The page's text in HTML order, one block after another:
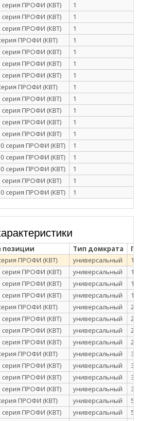
ПРОФИ (КВТ) 1
ПРОФИ (КВТ) 1
ПРОФИ (КВТ) 1
ПРОФИ (КВТ) 1
ПРОФИ (КВТ) 1
ПРОФИ (КВТ) 1
ПРОФИ (КВТ) 1
ПРОФИ (КВТ) 1
ПРОФИ (КВТ) 1
ПРОФИ (КВТ) 1
ПРОФИ (КВТ) 1
ПРОФИ (КВТ) 1
серия ПРОФИ (КВТ) 1
серия ПРОФИ (КВТ) 1
серия ПРОФИ (КВТ) 1
ПРОФИ (КВТ) 1
серия ПРОФИ (КВТ) 1
позиции Тип домкрата
ПРОФИ (КВТ) универсальный 10
ПРОФИ (КВТ) универсальный 10
ПРОФИ (КВТ) универсальный 10
ПРОФИ (КВТ) универсальный 10
ПРОФИ (КВТ) универсальный 20
ПРОФИ (КВТ) универсальный 20
ПРОФИ (КВТ) универсальный 20
ПРОФИ (КВТ) универсальный 20
ПРОФИ (КВТ) универсальный 30
ПРОФИ (КВТ) универсальный 30
ПРОФИ (КВТ) универсальный 30
ПРОФИ (КВТ) универсальный 30
ПРОФИ (КВТ) универсальный 50
ПРОФИ (КВТ) универсальный 50